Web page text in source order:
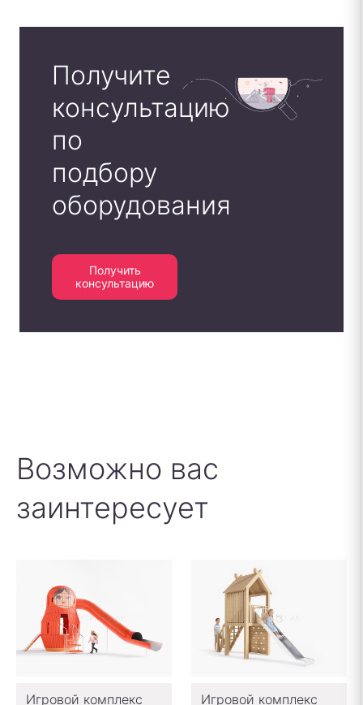
Получите
консультацию
по
подбору
оборудования
Получить
консультацию
Возможно вас
заинтересует
Игровой комплекс
Игровой комплекс